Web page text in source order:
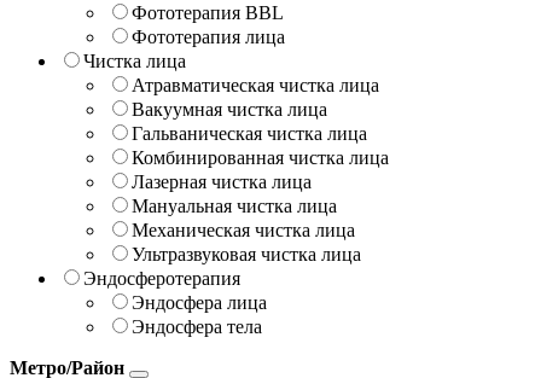
Фототерапия BBL
Фототерапия лица
Чистка лица
Атравматическая чистка лица
Вакуумная чистка лица
Гальваническая чистка лица
Комбинированная чистка лица
Лазерная чистка лица
Мануальная чистка лица
Механическая чистка лица
Ультразвуковая чистка лица
Эндосферотерапия
Эндосфера лица
Эндосфера тела
Метро/Район